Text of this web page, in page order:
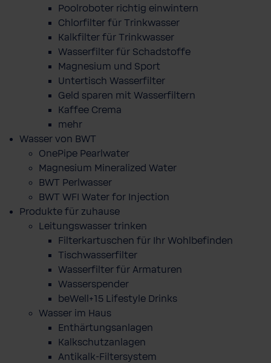
Poolroboter richtig einwintern
Chlorfilter für Trinkwasser
Kalkfilter für Trinkwasser
Wasserfilter für Schadstoffe
Magnesium und Sport
Untertisch Wasserfilter
Geld sparen mit Wasserfiltern
Kaffee Crema
mehr
Wasser von BWT
OnePipe Pearlwater
Magnesium Mineralized Water
BWT Perlwasser
BWT WFI Water for Injection
Produkte für zuhause
Leitungswasser trinken
Filterkartuschen für Ihr Wohlbefinden
Tischwasserfilter
Wasserfilter für Armaturen
Wasserspender
beWell+15 Lifestyle Drinks
Wasser im Haus
Enthärtungsanlagen
Kalkschutzanlagen
Antikalk-Filtersystem